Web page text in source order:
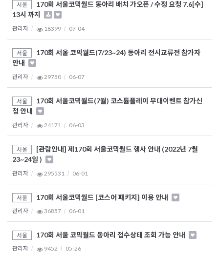
서울
170회 서울코믹월드 동아리 배치 가오픈 / 수정 요청 7.6[수]
13시 까지
관리자 18399 07-04
서울
170회 서울 코믹월드(7/23~24) 동아리 전시교류전 참가자
안내
관리자 29750 06-07
서울
170회 서울코믹월드(7월) 코스튬플레이 무대이벤트 참가신
청 안내
관리자 24171 06-03
서울
[관람안내] 제170회 서울코믹월드 행사 안내 (2022년 7월
23~24일 )
관리자 295531 06-01
서울 170회 서울코믹월드 [코스어 패키지] 이용 안내
관리자 36857 06-01
서울 170회 서울 코믹월드 동아리 접수상태 조회 가능 안내
관리자 9452 05-26